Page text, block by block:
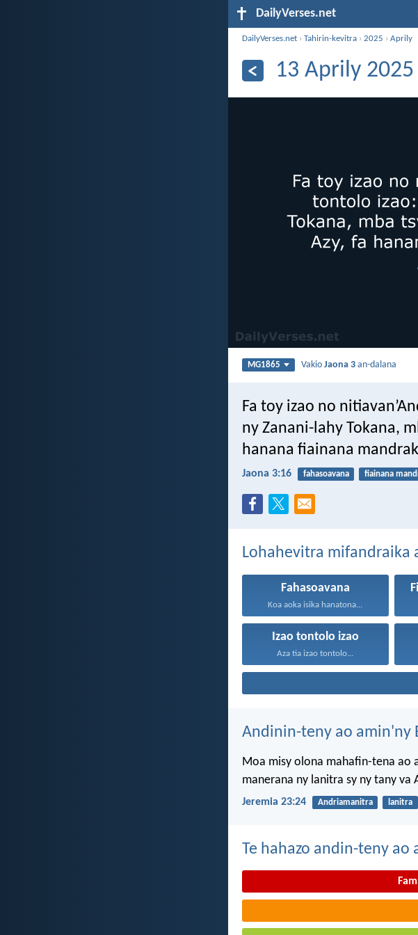
DailyVerses.net
DailyVerses.net ›Tahirin-kevitra ›2025 ›Aprily
13 Aprily 2025
MG1865 VakioJaona 3 an-dalana
Fa toy izao no
ny Zanani-lahy Tokana,
hanana fiainana
Jaona 3:16 fahasoavana fiainana
Lohahevitra mifandraika
Fahasoavana
Koa aoka isika hanatona...
Izao tontolo izao
Aza tia izao tontolo...
Andinin-teny ao amin'ny
Moa misy olona mahafin-tena ao
manerana ny lanitra sy ny tany va
Jeremia 23:24 Andriamanitra lanitra
Te hahazo andin-teny